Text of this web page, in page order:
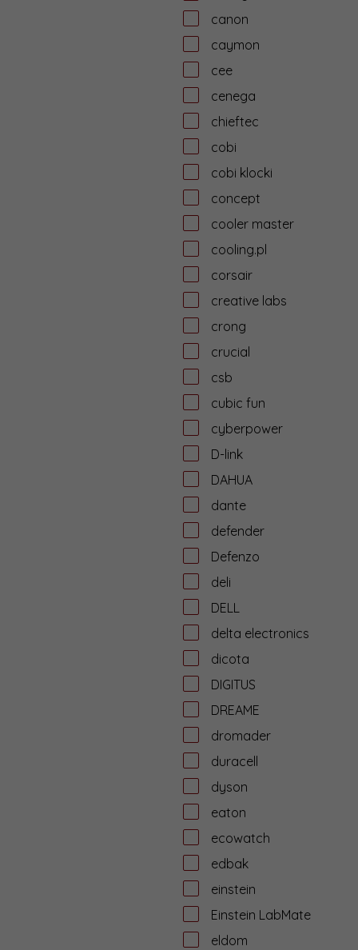
canon
caymon
cee
cenega
chieftec
cobi
cobi klocki
concept
cooler master
cooling.pl
corsair
creative labs
crong
crucial
csb
cubic fun
cyberpower
D-link
DAHUA
dante
defender
Defenzo
deli
DELL
delta electronics
dicota
DIGITUS
DREAME
dromader
duracell
dyson
eaton
ecowatch
edbak
einstein
Einstein LabMate
eldom